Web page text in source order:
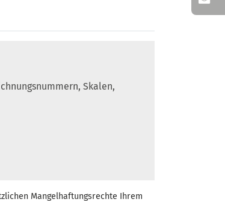
Skalen,
Mangelhaftungsrechte Ihrem